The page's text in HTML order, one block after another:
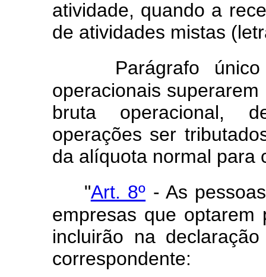
atividade, quando a
de atividades mistas
Parágrafo
operacionais
bruta operacional,
operações ser
da alíquota normal para
"Art. 8º - As
empresas que optarem
incluirão na
correspondente: